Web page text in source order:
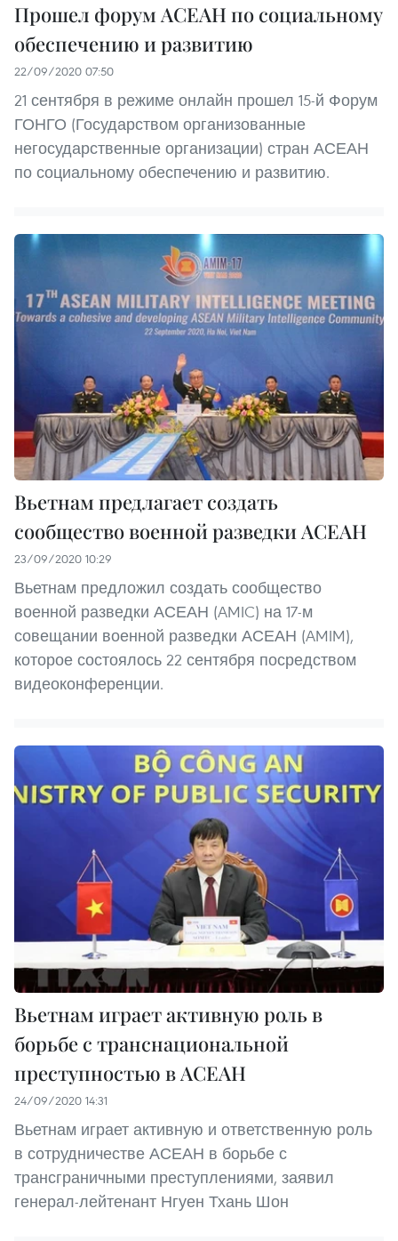
Прошел форум АСЕАН по социальному
обеспечению и развитию
22/09/2020 07:50
21 сентября в режиме онлайн прошел 15-й Форум
ГОНГО (Государством организованные
негосударственные организации) стран АСЕАН
по социальному обеспечению и развитию.
Вьетнам предлагает создать
сообщество военной разведки АСЕАН
23/09/2020 10:29
Вьетнам предложил создать сообщество
военной разведки АСЕАН (AMIC) на 17-м
совещании военной разведки АСЕАН (AMIM),
которое состоялось 22 сентября посредством
видеоконференции.
Вьетнам играет активную роль в
борьбе с транснациональной
преступностью в АСЕАН
24/09/2020 14:31
Вьетнам играет активную и ответственную роль
в сотрудничестве АСЕАН в борьбе с
трансграничными преступлениями, заявил
генерал-лейтенант Нгуен Тхань ­­Шон